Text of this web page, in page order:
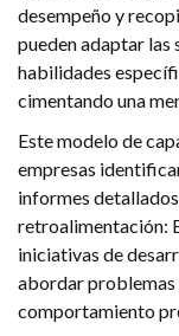
desempeño y
pueden adaptar las
habilidades
cimentando una
Este modelo de
empresas
informes
retroalimentación:
iniciativas de
abordar
comportamiento